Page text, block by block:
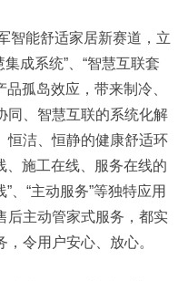
智能舒适家居新赛道，立
成系统”、“智慧互联套
品孤岛效应，带来制冷、
同、智慧互联的系统化解
恒洁、恒静的健康舒适环
、施工在线、服务在线的
、“主动服务”等独特应用
后主动管家式服务，都实
令用户安心、放心。